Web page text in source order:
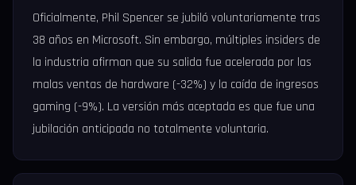
Oficialmente, Phil Spencer se jubiló voluntariamente tras
38 años en Microsoft. Sin embargo, múltiples insiders de
la industria afirman que su salida fue acelerada por las
malas ventas de hardware (-32%) y la caída de ingresos
gaming (-9%). La versión más aceptada es que fue una
jubilación anticipada no totalmente voluntaria.